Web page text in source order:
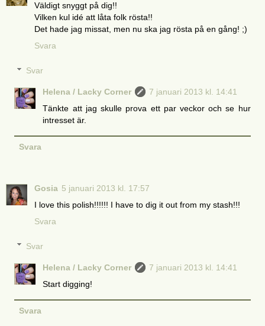
Väldigt snyggt på dig!!
Vilken kul idé att låta folk rösta!!
Det hade jag missat, men nu ska jag rösta på en gång! ;)
Svara
Svar
Helena / Lacky Corner
7 januari 2013 kl. 14:41
Tänkte att jag skulle prova ett par veckor och se hur
intresset är.
Svara
Gosia 5 januari 2013 kl. 17:57
I love this polish!!!!!! I have to dig it out from my stash!!!
Svara
Svar
Helena / Lacky Corner
7 januari 2013 kl. 14:41
Start digging!
Svara